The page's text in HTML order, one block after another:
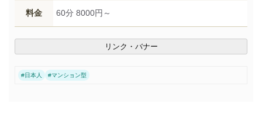
料金 60分 8000円～
リンク・バナー
#日本人 #マンション型